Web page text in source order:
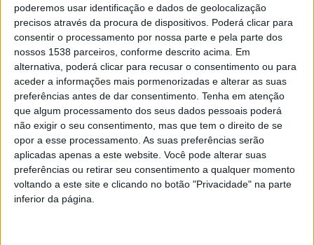
poderemos usar identificação e dados de geolocalização
precisos através da procura de dispositivos. Poderá clicar para
consentir o processamento por nossa parte e pela parte dos
nossos 1538 parceiros, conforme descrito acima. Em
alternativa, poderá clicar para recusar o consentimento ou para
aceder a informações mais pormenorizadas e alterar as suas
preferências antes de dar consentimento. Tenha em atenção
que algum processamento dos seus dados pessoais poderá
não exigir o seu consentimento, mas que tem o direito de se
opor a esse processamento. As suas preferências serão
aplicadas apenas a este website. Você pode alterar suas
preferências ou retirar seu consentimento a qualquer momento
voltando a este site e clicando no botão "Privacidade" na parte
inferior da página.
último vai permitir ter acesso a todos os serviços já
existentes para além das portagens.
Entre outras opções, a nova modalidade, vai permitir,
segundo o Dinheiro Vivo, entrar e sair de parques de
estacionamento cobertos ou na rua sem ter de usar a
máquina, carregar veículos elétricos, pagar viagens de
ferry entre Setúbal e Troia ou compras no McDonald’s